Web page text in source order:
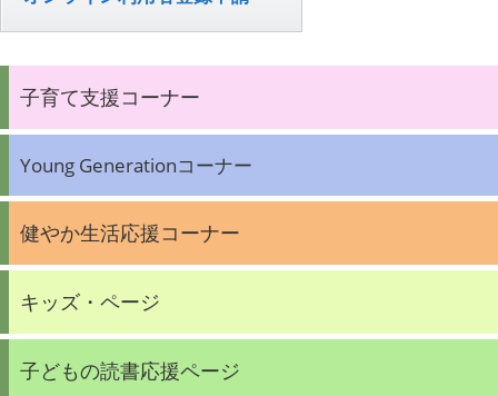
子育て支援コーナー
Young Generationコーナー
健やか生活応援コーナー
キッズ・ページ
子どもの読書応援ページ